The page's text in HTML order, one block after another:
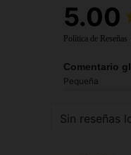
5.00
Política de Reseñas
Comentario
Pequeña
Sin reseñas